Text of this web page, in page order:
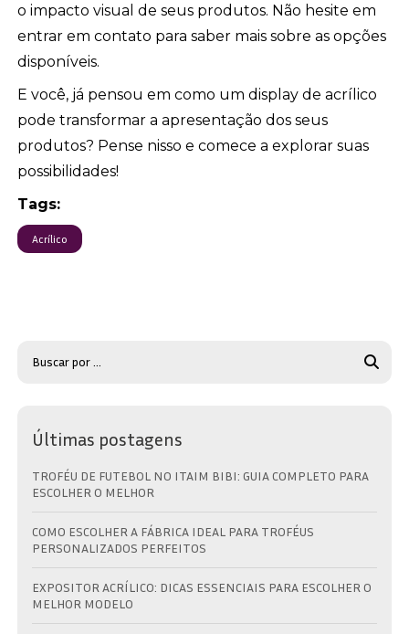
o impacto visual de seus produtos. Não hesite em
entrar em contato para saber mais sobre as opções
disponíveis.
E você, já pensou em como um display de acrílico
pode transformar a apresentação dos seus
produtos? Pense nisso e comece a explorar suas
possibilidades!
Tags:
Acrílico
Últimas postagens
TROFÉU DE FUTEBOL NO ITAIM BIBI: GUIA COMPLETO PARA
ESCOLHER O MELHOR
COMO ESCOLHER A FÁBRICA IDEAL PARA TROFÉUS
PERSONALIZADOS PERFEITOS
EXPOSITOR ACRÍLICO: DICAS ESSENCIAIS PARA ESCOLHER O
MELHOR MODELO